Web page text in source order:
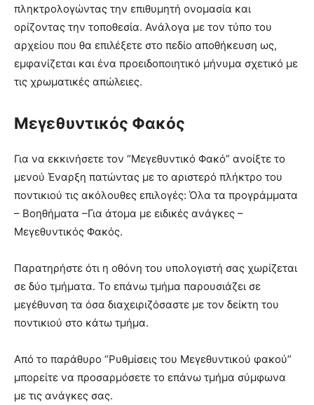
πληκτρολογώντας την επιθυμητή ονομασία και
ορίζοντας την τοποθεσία. Ανάλογα με τον τύπο του
αρχείου που θα επιλέξετε στο πεδίο αποθήκευση ως,
εμφανίζεται και ένα προειδοποιητικό μήνυμα σχετικό με
τις χρωματικές απώλειες.
Μεγεθυντικός Φακός
Για να εκκινήσετε τον “Μεγεθυντικό Φακό” ανοίξτε το
μενού Έναρξη πατώντας με το αριστερό πλήκτρο του
ποντικιού τις ακόλουθες επιλογές: Όλα τα προγράμματα
– Βοηθήματα –Για άτομα με ειδικές ανάγκες –
Μεγεθυντικός Φακός.
Παρατηρήστε ότι η οθόνη του υπολογιστή σας χωρίζεται
σε δύο τμήματα. Το επάνω τμήμα παρουσιάζει σε
μεγέθυνση τα όσα διαχειριζόσαστε με τον δείκτη του
ποντικιού στο κάτω τμήμα.
Από το παράθυρο “Ρυθμίσεις του Μεγεθυντικού φακού”
μπορείτε να προσαρμόσετε το επάνω τμήμα σύμφωνα
με τις ανάγκες σας.